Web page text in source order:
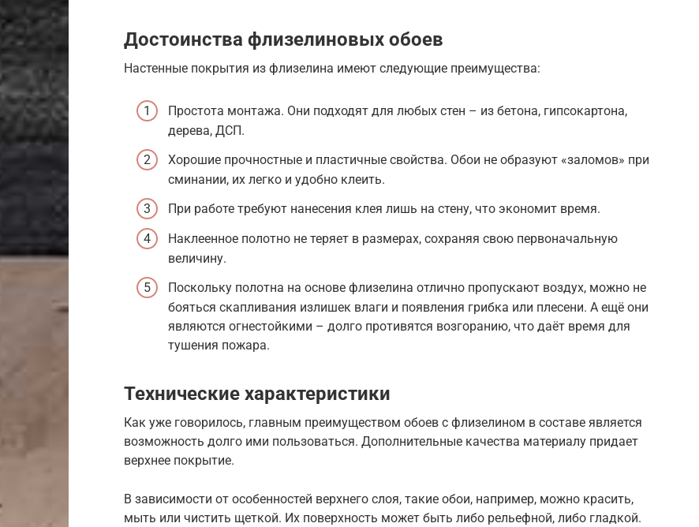
Достоинства флизелиновых обоев
Настенные покрытия из флизелина имеют следующие преимущества:
Простота монтажа. Они подходят для любых стен – из бетона, гипсокартона,
дерева, ДСП.
Хорошие прочностные и пластичные свойства. Обои не образуют «заломов» при
сминании, их легко и удобно клеить.
При работе требуют нанесения клея лишь на стену, что экономит время.
Наклеенное полотно не теряет в размерах, сохраняя свою первоначальную
величину.
Поскольку полотна на основе флизелина отлично пропускают воздух, можно не
бояться скапливания излишек влаги и появления грибка или плесени. А ещё они
являются огнестойкими – долго противятся возгоранию, что даёт время для
тушения пожара.
Технические характеристики
Как уже говорилось, главным преимуществом обоев с флизелином в составе является
возможность долго ими пользоваться. Дополнительные качества материалу придает
верхнее покрытие.
В зависимости от особенностей верхнего слоя, такие обои, например, можно красить,
мыть или чистить щеткой. Их поверхность может быть либо рельефной, либо гладкой.